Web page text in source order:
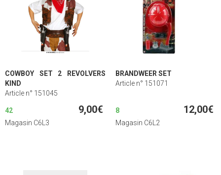
COWBOY SET 2 REVOLVERS
KIND
Article n° 151045
42 9,00€
Magasin C6L3
BRANDWEER SET
Article n° 151071
8 12,00€
Magasin C6L2